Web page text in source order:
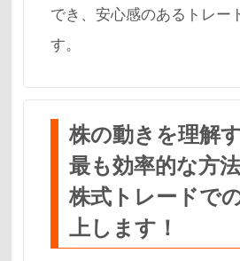
でき、安心感のあるトレー
す。
株の動きを理解
最も効率的な方
株式トレードで
上します！